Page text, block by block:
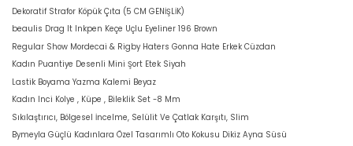
Dekoratif Strafor Köpük Çıta (5 CM GENİŞLİK)
beaulis Drag It Inkpen Keçe Uçlu Eyeliner 196 Brown
Regular Show Mordecai & Rigby Haters Gonna Hate Erkek Cüzdan
Kadın Puantiye Desenli Mini Şort Etek Siyah
Lastik Boyama Yazma Kalemi Beyaz
Kadın Inci Kolye , Küpe , Bileklik Set -8 Mm
Sıkılaştırıcı, Bölgesel İncelme, Selülit Ve Çatlak Karşıtı, Slim
Bymeyla Güçlü Kadınlara Özel Tasarımlı Oto Kokusu Dikiz Ayna Süsü